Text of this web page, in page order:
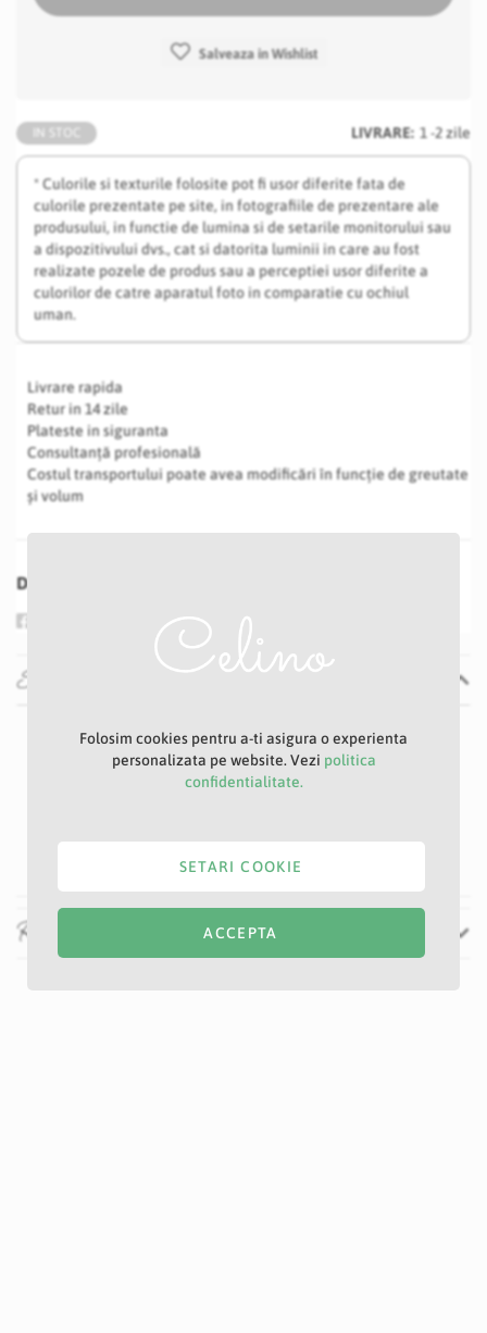
LIVRARE: 1 -2 zile
* Culorile si texturile folosite pot fi usor diferite fata de
culorile prezentate pe site, in fotografiile de prezentare ale
produsului, in functie de lumina si de setarile monitorului sau
a dispozitivului dvs., cat si datorita luminii in care au fost
realizate pozele de produs sau a perceptiei usor diferite a
culorilor de catre aparatul foto in comparatie cu ochiul
uman.
Livrare rapida
Retur in 14 zile
Plateste in siguranta
Consultanță profesională
Costul transportului poate avea modificări în funcție de greutate
și volum
Distribuie
Salveaza in Wishlist
Specificatii
Specificatii
Nu
1 -2 zile
50 cm
Recenzii
Folosim cookies pentru a-ti asigura o experienta
personalizata pe website. Vezi politica
confidentialitate.
ACCEPTA
SETARI COOKIE